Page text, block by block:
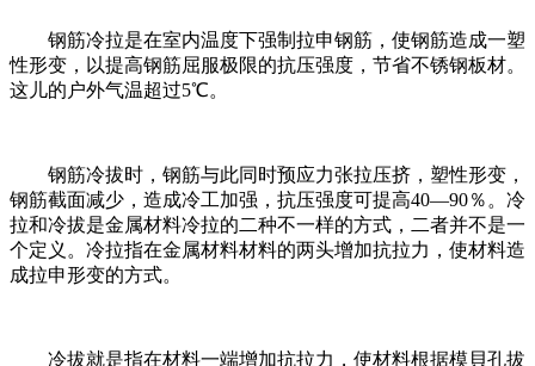
钢筋冷拉是在室内温度下强制拉申钢筋，使钢筋造成一塑
性形变，以提高钢筋屈服极限的抗压强度，节省不锈钢板材。
这儿的户外气温超过5℃。
钢筋冷拔时，钢筋与此同时预应力张拉压挤，塑性形变，
钢筋截面减少，造成冷工加强，抗压强度可提高40—90％。冷
拉和冷拔是金属材料冷拉的二种不一样的方式，二者并不是一
个定义。冷拉指在金属材料材料的两头增加抗拉力，使材料造
成拉申形变的方式。
冷拔就是指在材料一端增加抗拉力，使材料根据模貝孔拔